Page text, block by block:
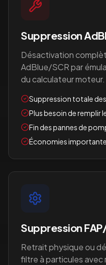
Suppression
Désactivation
AdBlue/SCR par
du calculateur moteur.
Suppression totale
Plus besoin de remplir
Fin des pannes de
Économies
Suppression
Retrait physique ou
filtre à particules